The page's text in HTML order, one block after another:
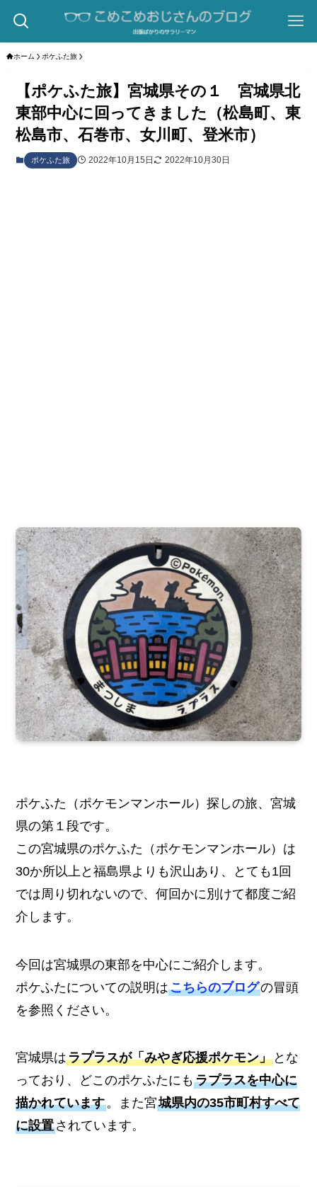
ホーム ポケふた旅
【ポケふた旅】宮城県その１ 宮城県北
東部中心に回ってきました（松島町、東
松島市、石巻市、女川町、登米市）
ポケふた旅 2022年10月15日 2022年10月30日
ポケふた（ポケモンマンホール）探しの旅、宮城
県の第１段です。
この宮城県のポケふた（ポケモンマンホール）は
30か所以上と福島県よりも沢山あり、とても1回
では周り切れないので、何回かに別けて都度ご紹
介します。
今回は宮城県の東部を中心にご紹介します。
ポケふたについての説明はこちらのブログの冒頭
を参照ください。
宮城県はラプラスが「みやぎ応援ポケモン」 とな
っており、どこのポケふたにもラプラスを中心に
描かれています。また宮城県内の35市町村すべて
に設置されています。